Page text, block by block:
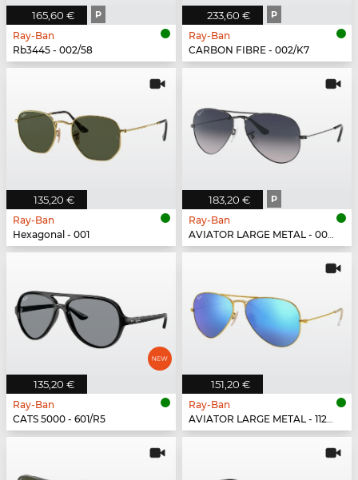
165,60 € P
Ray-Ban
Rb3445 - 002/58
233,60 € P
Ray-Ban
CARBON FIBRE - 002/K7
135,20 €
Ray-Ban
Hexagonal - 001
183,20 € P
Ray-Ban
AVIATOR LARGE METAL - 004/78
135,20 €
Ray-Ban
CATS 5000 - 601/R5
151,20 €
Ray-Ban
AVIATOR LARGE METAL - 112/17